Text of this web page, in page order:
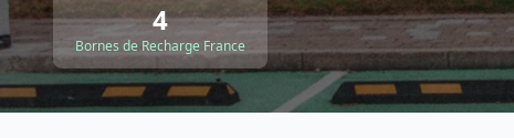
4
Bornes de Recharge France